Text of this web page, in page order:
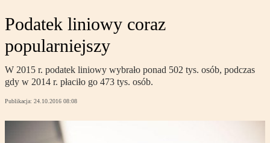
Podatek liniowy coraz
popularniejszy
W 2015 r. podatek liniowy wybrało ponad 502 tys. osób, podczas
gdy w 2014 r. płaciło go 473 tys. osób.
Publikacja: 24.10.2016 08:08